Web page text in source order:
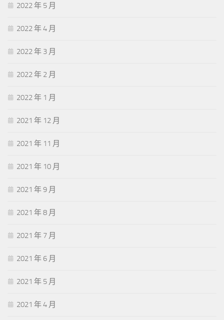
2022 年 5 月
2022 年 4 月
2022 年 3 月
2022 年 2 月
2022 年 1 月
2021 年 12 月
2021 年 11 月
2021 年 10 月
2021 年 9 月
2021 年 8 月
2021 年 7 月
2021 年 6 月
2021 年 5 月
2021 年 4 月